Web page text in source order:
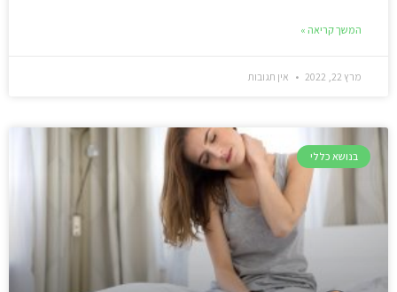
המשך קריאה »
מרץ 22, 2022 אין תגובות
בנושא כללי